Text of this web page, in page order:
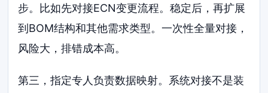
步。比如先对接ECN变更流程。稳定后，再扩展
到BOM结构和其他需求类型。一次性全量对接，
风险大，排错成本高。
第三，指定专人负责数据映射。系统对接不是装